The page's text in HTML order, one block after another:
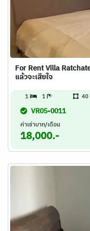
For Rent Villa
แล้วจะเสียใจ
1 1 40
VR05-0011
ค่าเช่าบาท/เดือน
18,000.-